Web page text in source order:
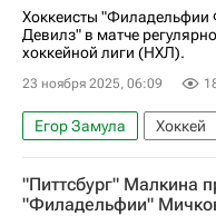
Матвей Мичков
Хоккеисты
Девилз" в матче
хоккейной лиги (НХЛ).
23 ноября 2025, 06:09
Егор Замула
Хоккей
Национальная
Филадельфия Флайерз
"Питтсбург" Малкина
"Филадельфии"